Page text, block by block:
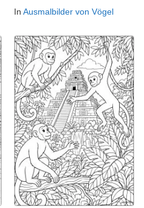
In Ausmalbilder von Vögel